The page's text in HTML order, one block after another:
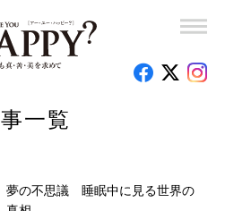
記事一覧
夢の不思議 睡眠中に見る世界の